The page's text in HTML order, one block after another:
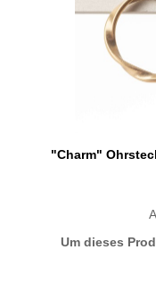
"Charm"
Um dieses